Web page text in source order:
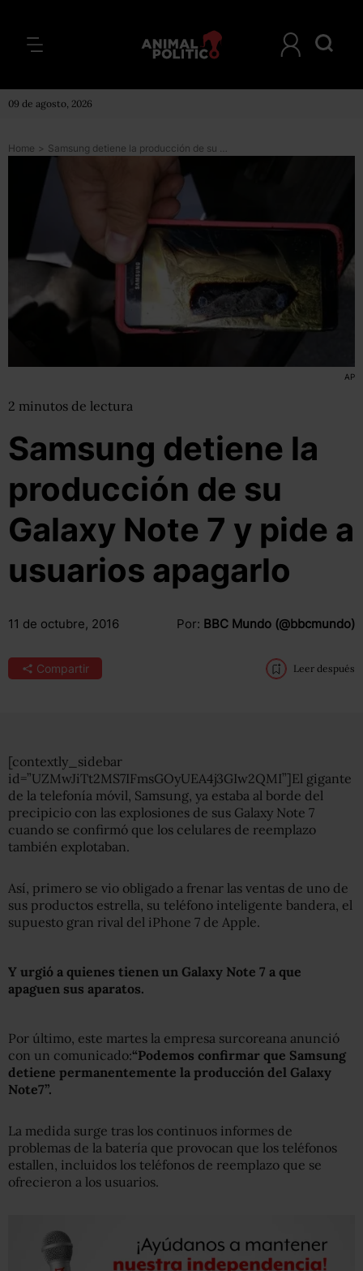
09 de agosto, 2026
Home > Samsung detiene la producción de su Galaxy Note 7 y pide a usuarios apagarlo
AP
2 minutos de lectura
Samsung detiene la
producción de su
Galaxy Note 7 y pide a
usuarios apagarlo
11 de octubre, 2016 Por: BBC Mundo (@bbcmundo)
Compartir Leer después
[contextly_sidebar
id=”UZMwJiTt2MS7IFmsGOyUEA4j3GIw2QMI”]El gigante
de la telefonía móvil, Samsung, ya estaba al borde del
precipicio con las explosiones de sus Galaxy Note 7
cuando se confirmó que los celulares de reemplazo
también explotaban.
Así, primero se vio obligado a frenar las ventas de uno de
sus productos estrella, su teléfono inteligente bandera, el
supuesto gran rival del iPhone 7 de Apple.
Y urgió a quienes tienen un Galaxy Note 7 a que
apaguen sus aparatos.
Por último, este martes la empresa surcoreana anunció
con un comunicado:“Podemos confirmar que Samsung
detiene permanentemente la producción del Galaxy
Note7”.
La medida surge tras los continuos informes de
problemas de la batería que provocan que los teléfonos
estallen, incluidos los teléfonos de reemplazo que se
ofrecieron a los usuarios.